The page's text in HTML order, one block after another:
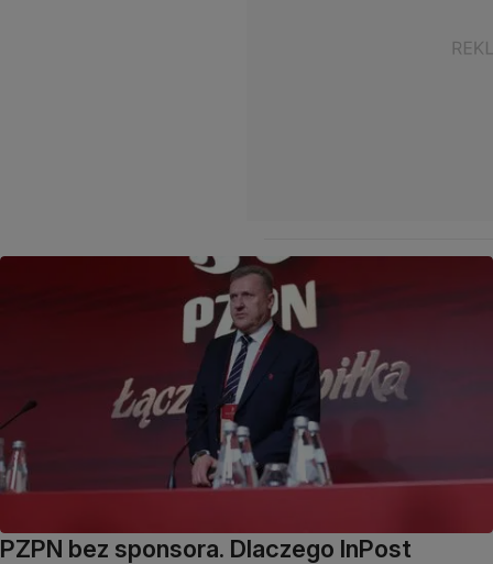
PZPN bez sponsora. Dlaczego InPost